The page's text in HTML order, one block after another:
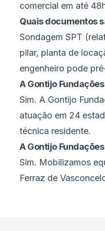
comercial em até
Quais documentos
Sondagem SPT
pilar, planta de
engenheiro pode
A Gontijo
Sim. A Gontijo
atuação em 24
técnica residente.
A Gontijo
Sim. Mobilizamos
Ferraz de